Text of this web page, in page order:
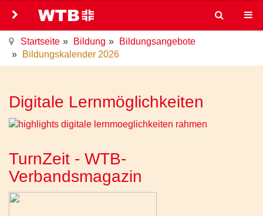
Startseite Bildung
Bildungsangebote
Bildungskalender 2026
Digitale Lernmöglichkeiten
TurnZeit - WTB-
Verbandsmagazin